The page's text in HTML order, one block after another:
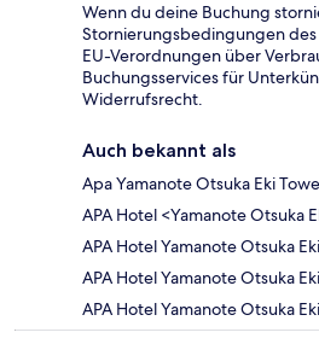
Wenn du deine Buchung
Stornierungsbedingungen
EU-Verordnungen über
Buchungsservices für
Widerrufsrecht.
Auch bekannt als
Apa Yamanote Otsuka Eki
APA Hotel <Yamanote Otsuka
APA Hotel Yamanote Otsuka
APA Hotel Yamanote Otsuka
APA Hotel Yamanote Otsuka